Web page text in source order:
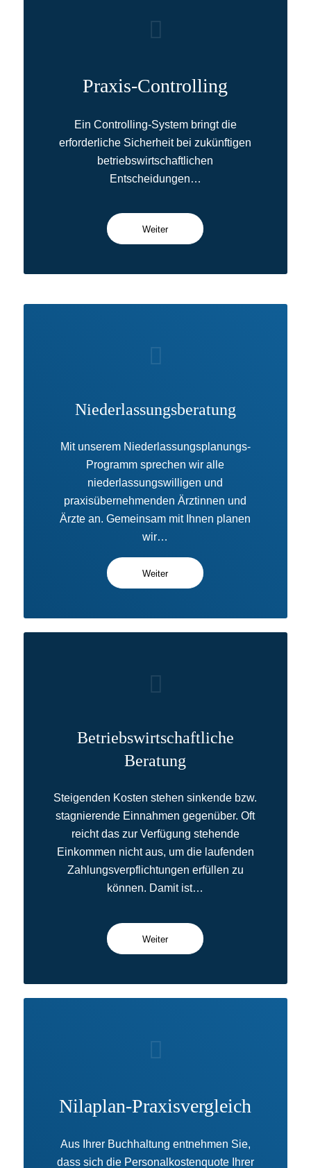
Praxis-Controlling
Ein Controlling-System bringt die
erforderliche Sicherheit bei zukünftigen
betriebswirtschaftlichen
Entscheidungen…
Weiter
Niederlassungsberatung
Mit unserem Niederlassungsplanungs-
Programm sprechen wir alle
niederlassungswilligen und
praxisübernehmenden Ärztinnen und
Ärzte an. Gemeinsam mit Ihnen planen
wir…
Weiter
Betriebswirtschaftliche
Beratung
Steigenden Kosten stehen sinkende bzw.
stagnierende Einnahmen gegenüber. Oft
reicht das zur Verfügung stehende
Einkommen nicht aus, um die laufenden
Zahlungsverpflichtungen erfüllen zu
können. Damit ist…
Weiter
Nilaplan-Praxisvergleich
Aus Ihrer Buchhaltung entnehmen Sie,
dass sich die Personalkostenquote Ihrer